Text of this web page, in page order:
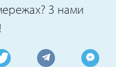
З нами